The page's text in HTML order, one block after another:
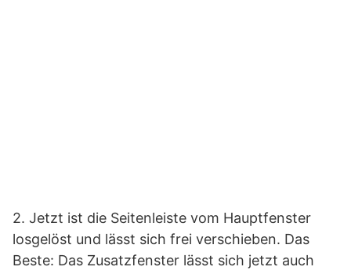
2. Jetzt ist die Seitenleiste vom Hauptfenster
losgelöst und lässt sich frei verschieben. Das
Beste: Das Zusatzfenster lässt sich jetzt auch